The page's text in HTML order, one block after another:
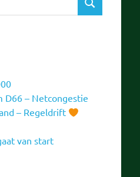
ZOEKEN
D66 – Netcongestie
– Regeldrift
van start